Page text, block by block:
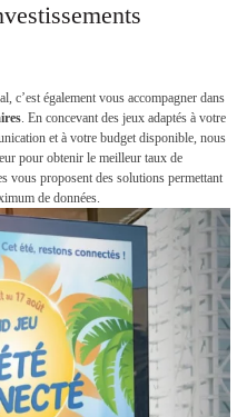
c’est également vous accompagner dans
. En concevant des jeux adaptés à votre
et à votre budget disponible, nous
pour obtenir le meilleur taux de
vous proposent des solutions permettant
de données.